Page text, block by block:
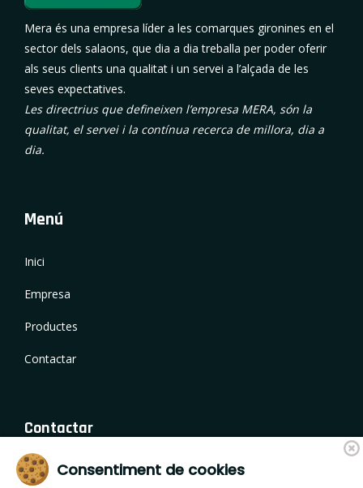
Mera és una empresa líder a les comarques gironines en el
sector dels salaons, que dia a dia treballa per poder oferir
als seus clients una qualitat i un servei a l’alçada de les
seves expectatives.
Les directrius que defineixen l’empresa MERA, són la
qualitat, el servei i la contínua recerca de millora, dia a
dia.
Menú
Inici
Empresa
Productes
Contactar
Contactar
Camí de Fornells 18, 17459 Campllong (Girona)
Consentiment de cookies